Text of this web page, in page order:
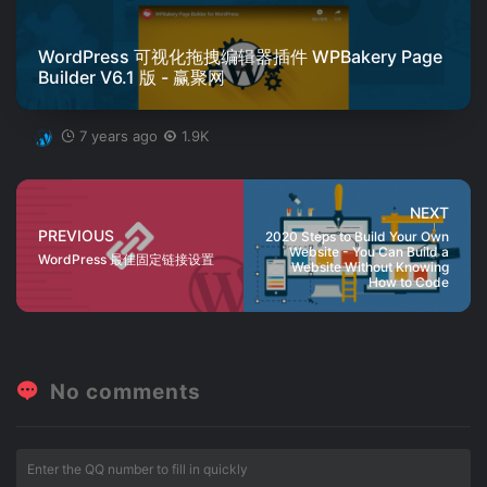
WordPress 可视化拖拽编辑器插件 WPBakery Page
Builder V6.1 版 - 赢聚网
7 years ago 1.9K
PREVIOUS
WordPress 最佳固定链接设置
NEXT
2020 Steps to Build Your Own
Website - You Can Build a
Website Without Knowing
How to Code
No comments